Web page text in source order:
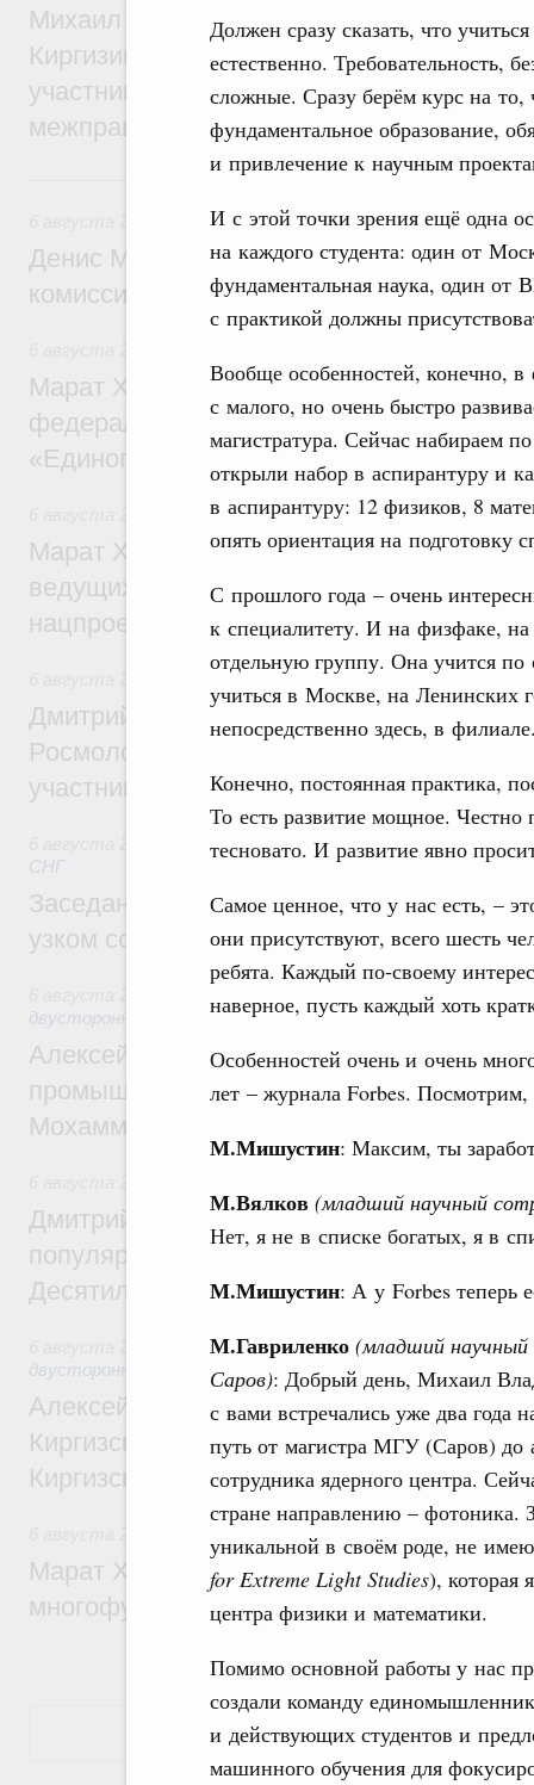
Должен сразу сказать, что
естественно. Требовательность,
сложные. Сразу берём курс на то,
фундаментальное образование,
и привлечение к научным
И с этой точки зрения ещё одна
на каждого студента: один от
фундаментальная наука, один
с практикой должны
Вообще особенностей, конечно,
с малого, но очень быстро
магистратура. Сейчас набираем
открыли набор в аспирантуру и
в аспирантуру: 12 физиков, 8
опять ориентация на
С прошлого года – очень
к специалитету. И на физфаке,
отдельную группу. Она учится по
учиться в Москве, на Ленинских
непосредственно здесь, в
Конечно, постоянная практика,
То есть развитие мощное. Честно
тесновато. И развитие явно
Самое ценное, что у нас есть, –
они присутствуют, всего шесть
ребята. Каждый по‑своему
наверное, пусть каждый хоть
Особенностей очень и очень
лет – журнала Forbes. Посмотрим,
М.Мишустин: Максим, ты
М.Вялков (младший научный
Нет, я не в списке богатых, я в
М.Мишустин: А у Forbes теперь
М.Гавриленко (младший
Саров): Добрый день, Михаил
с вами встречались уже два года
путь от магистра МГУ (Саров)
сотрудника ядерного центра.
стране направлению – фотоника.
уникальной в своём роде, не
for Extreme Light Studies), которая
центра физики и математики.
Помимо основной работы у нас
создали команду
и действующих студентов и
машинного обучения для
Михаил Мишустин принял участие во
Киргизии Садыра Жапарова с главами
участников заседания Евразийского
межправительственного совета
6 августа, четверг
Общие вопросы промышленной политики
Денис Мантуров провёл заседание
комиссии по промышленности
Марат Хуснуллин: Более 130
федерального значения построено под
«Единого заказчика»
Национальный проект «Инфраструктура
Марат Хуснуллин: Порядка 200
ведущих к спортивным объектам,
нацпроекту «Инфраструктура для
Молодёжная политика
Дмитрий Чернышенко, Сергей Кравцов и
Росмолодёжи Григорий Гуров
участников проекта «Кольцо открытий»
Евразийский экономический союз.
СНГ
Заседание Евразийского
узком составе
Экономические отношения с
двусторонней основе
Алексей Оверчук провёл рабочую
промышленности, недропользования и
Мохаммадом Атабаком
Дмитрий Чернышенко: Порядка 110
популярного туризма в 35 регионах
Десятилетия науки и технологий
Экономические и гуманитарные
двусторонней основе
Алексей Оверчук принял участие в
Киргизского экономического форума и
Киргизской межрегиональной
Дорожное хозяйство
Марат Хуснуллин: На двух скоростных
многофункциональные зоны дорожного
Показать еще